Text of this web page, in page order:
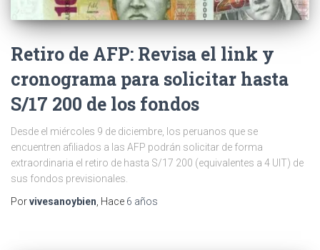
Retiro de AFP: Revisa el link y
cronograma para solicitar hasta
S/17 200 de los fondos
Desde el miércoles 9 de diciembre, los peruanos que se
encuentren afiliados a las AFP podrán solicitar de forma
extraordinaria el retiro de hasta S/17 200 (equivalentes a 4 UIT) de
sus fondos previsionales.
Porvivesanoybien , Hace 6 años